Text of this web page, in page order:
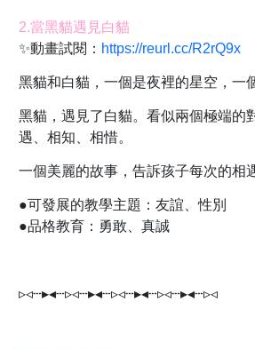
2.當黑貓遇見白貓
✨動畫試閱： https://reurl.cc/R2rQ9x
黑貓和白貓，一個是夜裡的星空，一
黑貓，遇見了白貓。看似兩個極端的
遇、相知、相惜。
一個美麗的故事，告訴孩子每次的相
●可發展的教學主題：友誼、性別
●品格教育：勇敢、真誠
▹◃┄▸◂┄▹◃┄▸◂┄▹◃┄▸◂┄▹◃┄▸◂┄▹◃